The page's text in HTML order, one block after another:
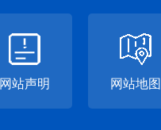
网站声明 网站地图